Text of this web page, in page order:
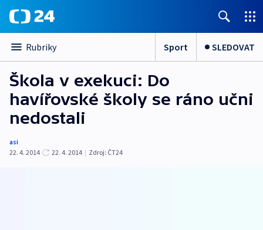
Rubriky Sport SLEDOVAT
Škola v exekuci: Do
havířovské školy se ráno učni
nedostali
asi
22. 4. 2014
22. 4. 2014 | Zdroj: ČT24